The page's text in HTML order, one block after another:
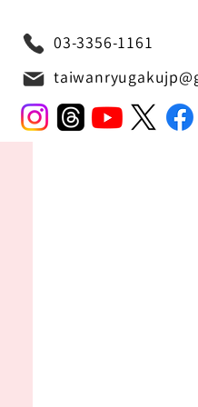
03-3356-1161